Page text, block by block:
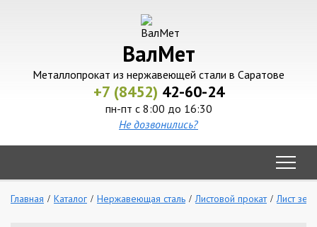
ВалМет
Металлопрокат из нержавеющей стали в Саратове
+7 (8452) 42-60-24
пн-пт с 8:00 до 16:30
Не дозвонились?
Главная Каталог Нержавеющая сталь Листовой прокат Лист